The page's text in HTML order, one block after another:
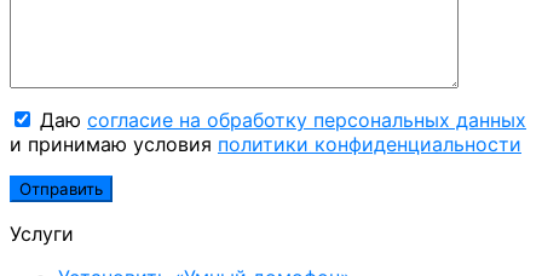
Даю согласие на обработку персональных данных
и принимаю условия политики конфиденциальности
Услуги